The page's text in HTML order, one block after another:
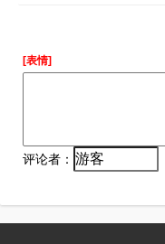
[表情]
评论者：